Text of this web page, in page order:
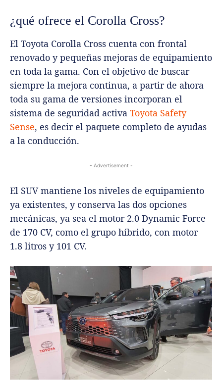
¿qué ofrece el Corolla Cross?
El Toyota Corolla Cross cuenta con frontal
renovado y pequeñas mejoras de equipamiento
en toda la gama. Con el objetivo de buscar
siempre la mejora continua, a partir de ahora
toda su gama de versiones incorporan el
sistema de seguridad activa Toyota Safety
Sense, es decir el paquete completo de ayudas
a la conducción.
- Advertisement -
El SUV mantiene los niveles de equipamiento
ya existentes, y conserva las dos opciones
mecánicas, ya sea el motor 2.0 Dynamic Force
de 170 CV, como el grupo híbrido, con motor
1.8 litros y 101 CV.